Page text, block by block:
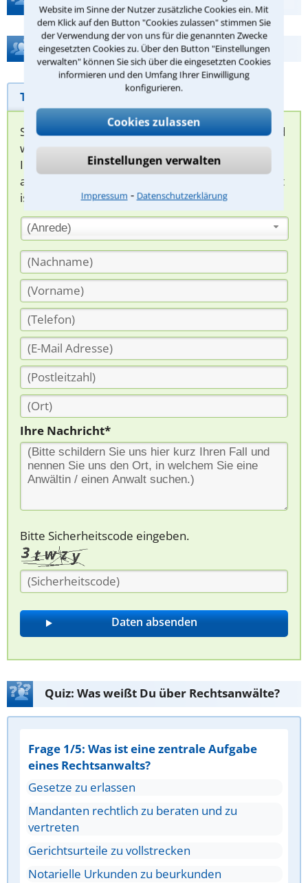
Website im Sinne der Nutzer zusätzliche Cookies ein. Mit
dem Klick auf den Button "Cookies zulassen" stimmen Sie
der Verwendung der von uns für die genannten Zwecke
eingesetzten Cookies zu. Über den Button "Einstellungen
verwalten" können Sie sich über die eingesetzten Cookies
informieren und den Umfang Ihrer Einwilligung
konfigurieren.
Cookies zulassen
Einstellungen verwalten
Impressum ⁃ Datenschutzerklärung
Hilfe bei Ihrer Anwaltsuche?
Telefonhilfe Beratungsanfrage
Sie können hier Ihren Fall schildern. Anschließend
werden sich spezialisierte Rechtsanwälte bei
Ihnen melden, um das weitere Vorgehen
abzuklären. Die Rückmeldung durch einen Anwalt
ist für Sie kostenlos.
(Anrede)
Ihre Nachricht*
Bitte Sicherheitscode eingeben.
Quiz: Was weißt Du über Rechtsanwälte?
Frage 1/5: Was ist eine zentrale Aufgabe
eines Rechtsanwalts?
Gesetze zu erlassen
Mandanten rechtlich zu beraten und zu
vertreten
Gerichtsurteile zu vollstrecken
Notarielle Urkunden zu beurkunden